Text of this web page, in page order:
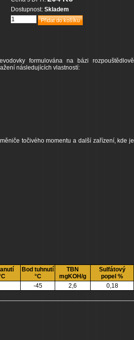
Dostupnost: Skladem
formulována na bázi rozpouštědlově
následujících vlastností:
točivého momentu a další zařízení, kde je
Bod tuhnutí
°C
TBN
mgKOH/g
Sulfátový
popel %
-45 2,6 0,18